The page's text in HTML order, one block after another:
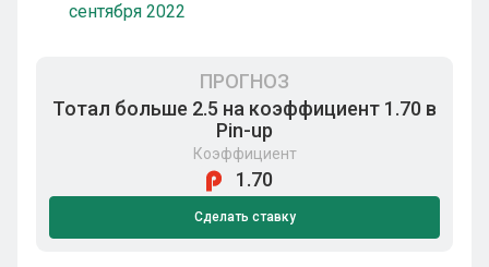
сентября 2022
ПРОГНОЗ
Тотал больше 2.5 на коэффициент 1.70 в
Pin-up
Коэффициент
1.70
Сделать ставку